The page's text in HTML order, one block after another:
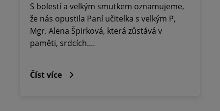
S bolestí a velkým smutkem oznamujeme,
že nás opustila Paní učitelka s velkým P,
Mgr. Alena Špirková, která zůstává v
paměti, srdcích.…
Číst více